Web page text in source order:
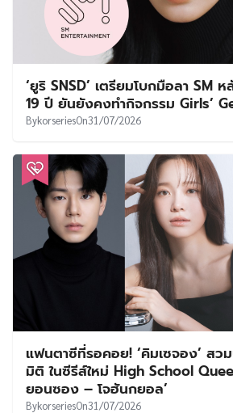
‘ยูริ SNSD’ เตรียมโบกมือลา SM
19 ปี ยันยังคงทำกิจกรรม Girls’
BykorseriesOn31/07/2026
แฟนตาซีที่รอคอย! ‘คิมเซจอง’ สว
มิติ ในซีรีส์ใหม่ High School
ยอนซอง – โจฮันกยอล’
BykorseriesOn31/07/2026